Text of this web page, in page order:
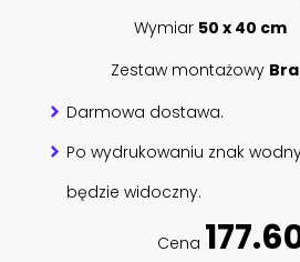
Wymiar 50 x 40 cm
Zestaw montażowy
Darmowa dostawa.
Po wydrukowaniu znak
będzie widoczny.
Cena